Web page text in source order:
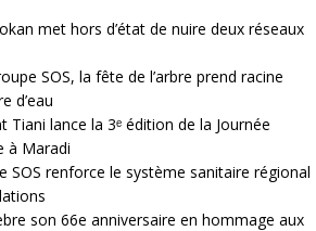
met hors d’état de nuire deux réseaux
SOS, la fête de l’arbre prend racine
d’eau
Tiani lance la 3ᵉ édition de la Journée
à Maradi
SOS renforce le système sanitaire régional
son 66e anniversaire en hommage aux